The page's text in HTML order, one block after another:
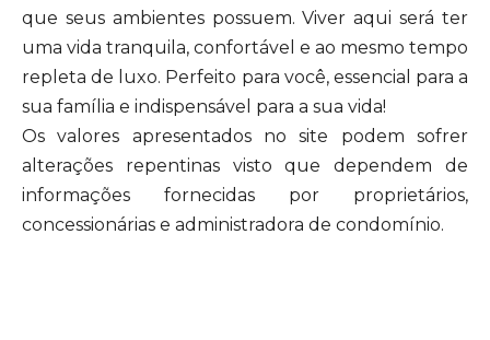
que seus ambientes possuem. Viver aqui será ter
uma vida tranquila, confortável e ao mesmo tempo
repleta de luxo. Perfeito para você, essencial para a
sua família e indispensável para a sua vida!
Os valores apresentados no site podem sofrer
alterações repentinas visto que dependem de
informações fornecidas por proprietários,
concessionárias e administradora de condomínio.